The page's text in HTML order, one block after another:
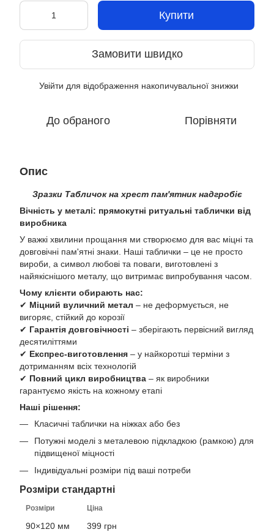
Купити
Замовити швидко
Увійти для відображення накопичувальної знижки
До обраного Порівняти
Опис
Зразки Табличок на хрест пам'ятник надгробіє
Вічність у металі: прямокутні ритуальні таблички від
виробника
У важкі хвилини прощання ми створюємо для вас міцні та
довговічні пам'ятні знаки. Наші таблички – це не просто
вироби, а символ любові та поваги, виготовлені з
найякіснішого металу, що витримає випробування часом.
Чому клієнти обирають нас:
✔ Міцний вуличний метал – не деформується, не
вигоряє, стійкий до корозії
✔ Гарантія довговічності – зберігають первісний вигляд
десятиліттями
✔ Експрес-виготовлення – у найкоротші терміни з
дотриманням всіх технологій
✔ Повний цикл виробництва – як виробники
гарантуємо якість на кожному етапі
Наші рішення:
Класичні таблички на ніжках або без
Потужні моделі з металевою підкладкою (рамкою) для
підвищеної міцності
Індивідуальні розміри під ваші потреби
Розміри стандартні
Розміри Ціна
90×120 мм
399 грн